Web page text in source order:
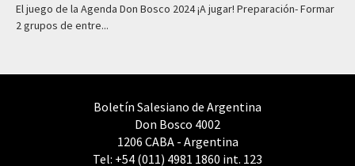
El juego de la Agenda Don Bosco 2024 ¡A jugar! Preparación- Formar
2 grupos de entre...
Boletín Salesiano de Argentina
Don Bosco 4002
1206 CABA - Argentina
Tel: +54 (011) 4981 1860 int. 123